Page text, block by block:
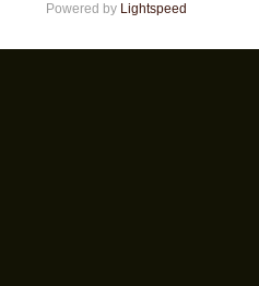
Powered by Lightspeed